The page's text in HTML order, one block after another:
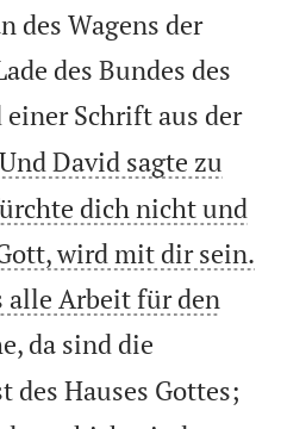
des Wagens der
des Bundes des
Schrift aus der
Und David sagte zu
dich nicht und
wird mit dir sein.
alle Arbeit für den
da sind die
Hauses Gottes;